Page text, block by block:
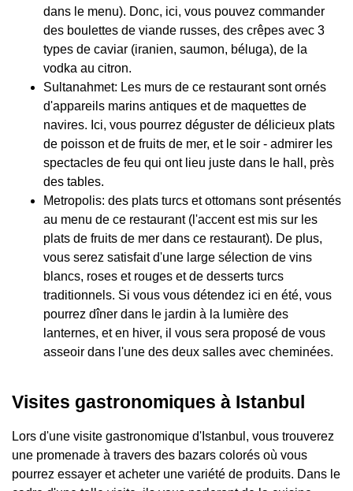
dans le menu). Donc, ici, vous pouvez commander
des boulettes de viande russes, des crêpes avec 3
types de caviar (iranien, saumon, béluga), de la
vodka au citron.
Sultanahmet: Les murs de ce restaurant sont ornés
d'appareils marins antiques et de maquettes de
navires. Ici, vous pourrez déguster de délicieux plats
de poisson et de fruits de mer, et le soir - admirer les
spectacles de feu qui ont lieu juste dans le hall, près
des tables.
Metropolis: des plats turcs et ottomans sont présentés
au menu de ce restaurant (l'accent est mis sur les
plats de fruits de mer dans ce restaurant). De plus,
vous serez satisfait d'une large sélection de vins
blancs, roses et rouges et de desserts turcs
traditionnels. Si vous vous détendez ici en été, vous
pourrez dîner dans le jardin à la lumière des
lanternes, et en hiver, il vous sera proposé de vous
asseoir dans l'une des deux salles avec cheminées.
Visites gastronomiques à Istanbul
Lors d'une visite gastronomique d'Istanbul, vous trouverez
une promenade à travers des bazars colorés où vous
pourrez essayer et acheter une variété de produits. Dans le